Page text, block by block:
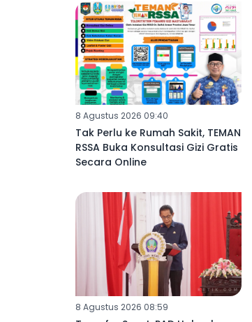
8 Agustus 2026 09:40
Tak Perlu ke Rumah Sakit, TEMAN
RSSA Buka Konsultasi Gizi Gratis
Secara Online
8 Agustus 2026 08:59